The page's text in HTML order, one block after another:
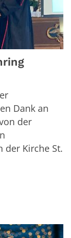
Dank an
der
der Kirche St.